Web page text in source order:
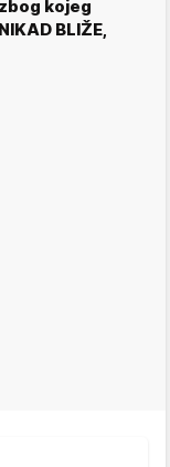
kojeg
BLIŽE,